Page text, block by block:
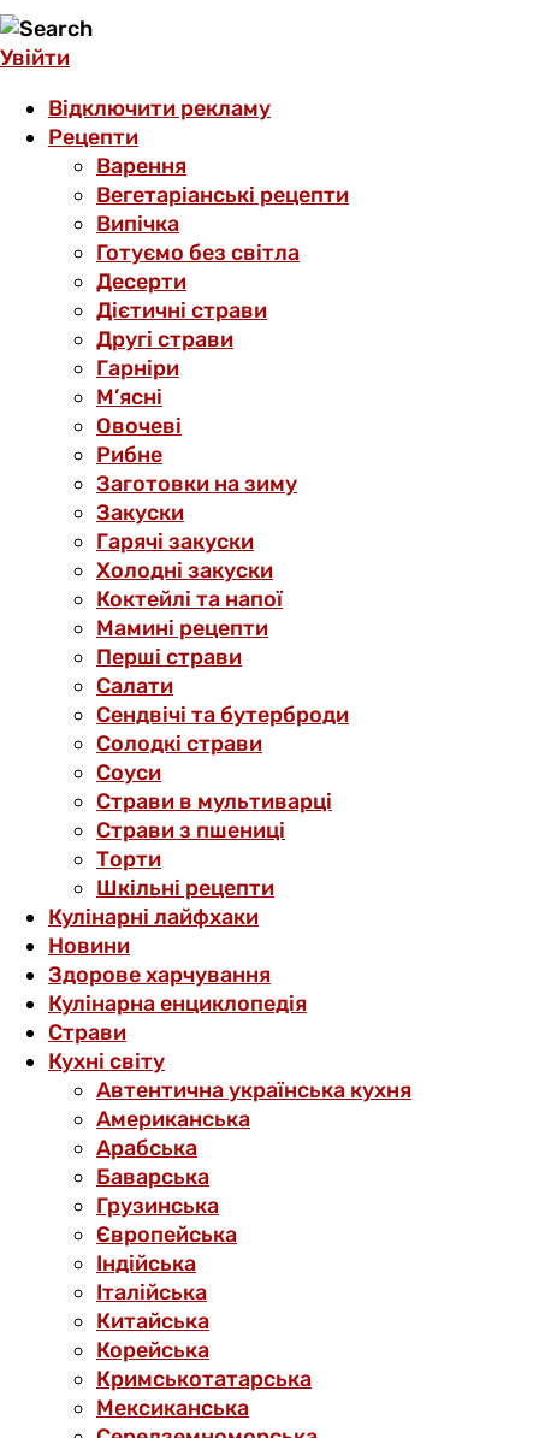
Увійти
Відключити рекламу
Рецепти
Варення
Вегетаріанські рецепти
Випічка
Готуємо без світла
Десерти
Дієтичні страви
Другі страви
Гарніри
М’ясні
Овочеві
Рибне
Заготовки на зиму
Закуски
Гарячі закуски
Холодні закуски
Коктейлі та напої
Мамині рецепти
Перші страви
Салати
Сендвічі та бутерброди
Солодкі страви
Соуси
Страви в мультиварці
Страви з пшениці
Торти
Шкільні рецепти
Кулінарні лайфхаки
Новини
Здорове харчування
Кулінарна енциклопедія
Страви
Кухні світу
Автентична українська кухня
Американська
Арабська
Баварська
Грузинська
Європейська
Індійська
Італійська
Китайська
Корейська
Кримськотатарська
Мексиканська